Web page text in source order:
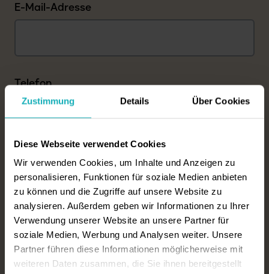
Zustimmung Details Über Cookies
Diese Webseite verwendet Cookies
Wir verwenden Cookies, um Inhalte und Anzeigen zu
personalisieren, Funktionen für soziale Medien anbieten
zu können und die Zugriffe auf unsere Website zu
analysieren. Außerdem geben wir Informationen zu Ihrer
Verwendung unserer Website an unsere Partner für
soziale Medien, Werbung und Analysen weiter. Unsere
Partner führen diese Informationen möglicherweise mit
weiteren Daten zusammen, die Sie ihnen bereitgestellt
E-Mail-Adresse
Telefon
Geschlecht der zu pflegenden Person
weiblich
männlich divers
Gewünschter Zimmertyp
Einzelzimmer (Warteliste)
Doppelzimmer